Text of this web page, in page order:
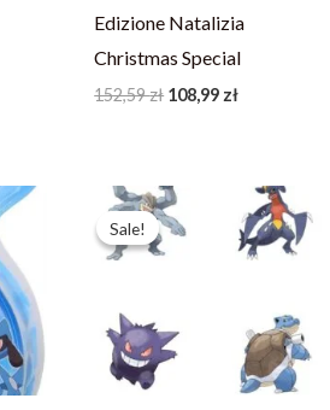
Edizione Natalizia
Christmas Special
152,59zł 108,99 zł
Sale!
Sale!
Pierwotna
cena
wynosiła:
Aktualna
cena
wynosi:
86,99 zł.